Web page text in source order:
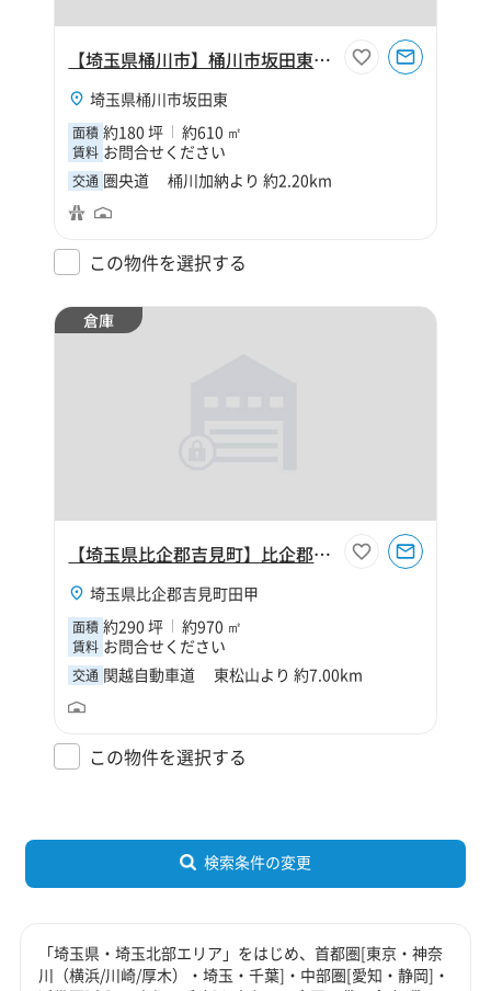
【埼玉県桶川市】桶川市坂田東2丁目180坪倉庫
埼玉県桶川市坂田東
面積 約180 坪 約610 ㎡
賃料 お問合せください
交通 圏央道 桶川加納より 約2.20km
この物件を選択する
倉庫
【埼玉県比企郡吉見町】比企郡吉見町田甲290坪倉庫
埼玉県比企郡吉見町田甲
面積 約290 坪 約970 ㎡
賃料 お問合せください
交通 関越自動車道 東松山より 約7.00km
この物件を選択する
検索条件の変更
「埼玉県・埼玉北部エリア」をはじめ、首都圏[東京・神奈
川（横浜/川崎/厚木）・埼玉・千葉]・中部圏[愛知・静岡]・